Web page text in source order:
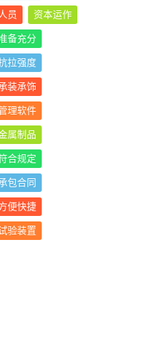
员 资本运作
备充分
拉强度
装承饰
理软件
属制品
合规定
包合同
便快捷
验装置